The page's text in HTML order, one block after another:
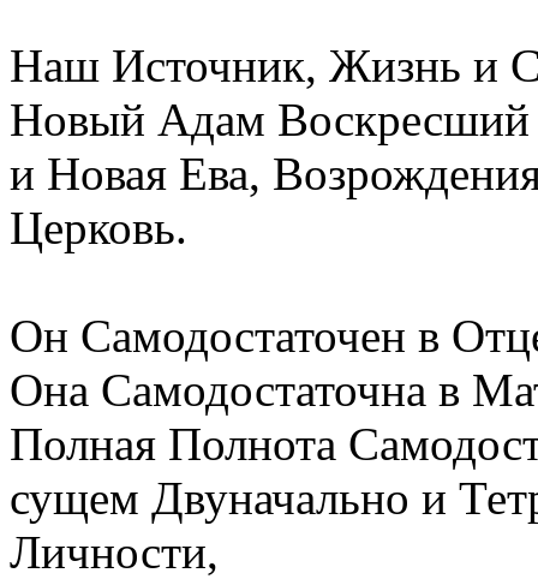
Наш Источник, Жизнь и
Новый Адам Воскресший
и Новая Ева,
Церковь.
Он Самодостаточен в
Она Самодостаточна в
Полная Полнота
сущем Двуначально и
Личности,